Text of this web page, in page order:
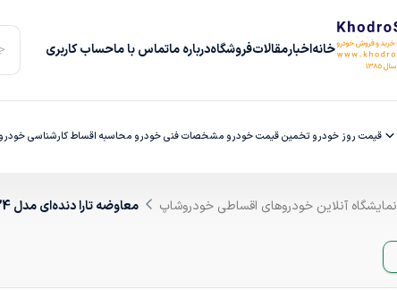
خانهاخبارمقالاتفروشگاهدرباره‌ ماتماس با ماحساب کاربری
قیمت روز خودرو تخمین قیمت خودرو مشخصات فنی خودرو محاسبه اقساطکارشناسی خودرو
نمایشگاه آنلاین خودروهای اقساطی خودروشاپ معاوضه تارا دنده‌ای مدل 2024-1403 با دنا معمولی تیپ ۱ مدل 1400 به بالا